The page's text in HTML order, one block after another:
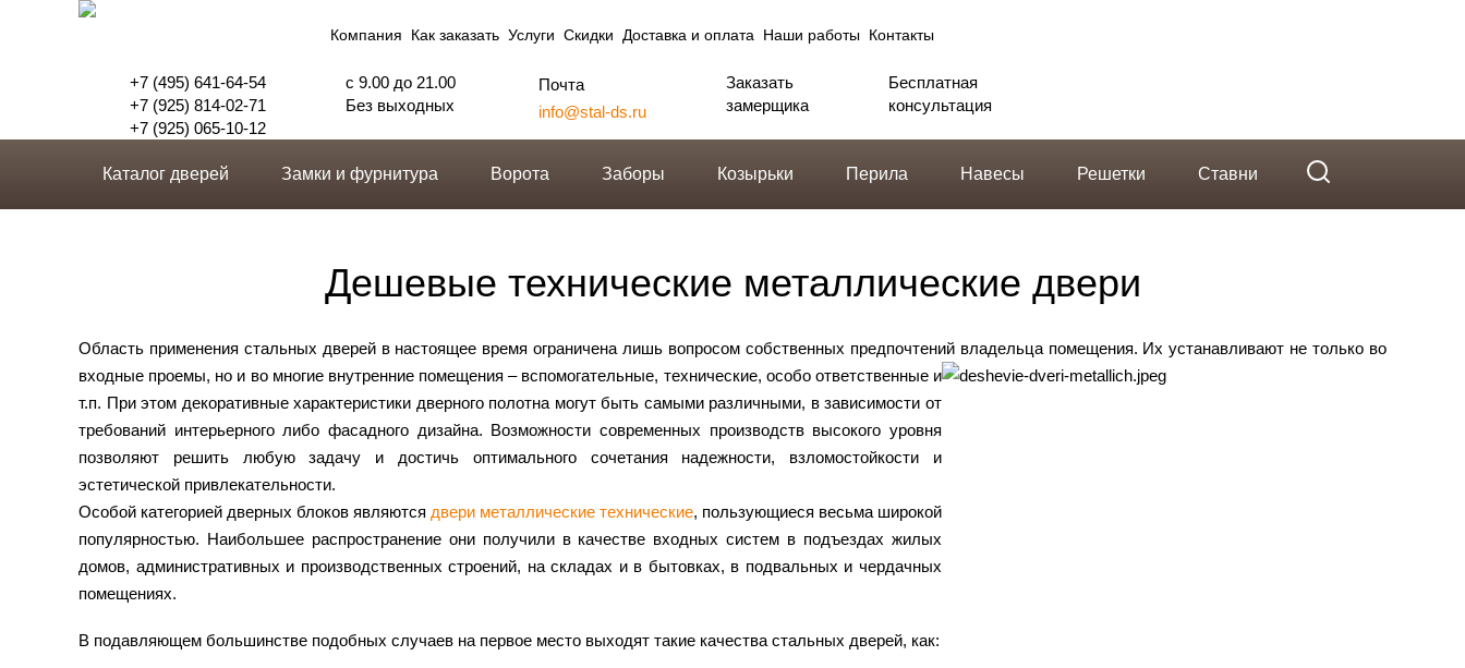
Компания Как заказать Услуги Скидки Доставка и оплата Наши работы Контакты
+7 (495) 641-64-54
+7 (925) 814-02-71
+7 (925) 065-10-12
с 9.00 до 21.00
Без выходных
Почта
info@stal-ds.ru
Заказать
замерщика
Бесплатная
консультация
Каталог дверей Замки и фурнитура Ворота Заборы Козырьки Перила Навесы Решетки Ставни
Дешевые технические металлические двери
Область применения стальных дверей в настоящее время ограничена лишь вопросом собственных предпочтений владельца помещения. Их устанавливают не только во
входные проемы, но и во многие внутренние помещения – вспомогательные, технические, особо ответственные и
т.п. При этом декоративные характеристики дверного полотна могут быть самыми различными, в зависимости от
требований интерьерного либо фасадного дизайна. Возможности современных производств высокого уровня
позволяют решить любую задачу и достичь оптимального сочетания надежности, взломостойкости и
эстетической привлекательности.
Особой категорией дверных блоков являются двери металлические технические, пользующиеся весьма широкой
популярностью. Наибольшее распространение они получили в качестве входных систем в подъездах жилых
домов, административных и производственных строений, на складах и в бытовках, в подвальных и чердачных
помещениях.
В подавляющем большинстве подобных случаев на первое место выходят такие качества стальных дверей, как: